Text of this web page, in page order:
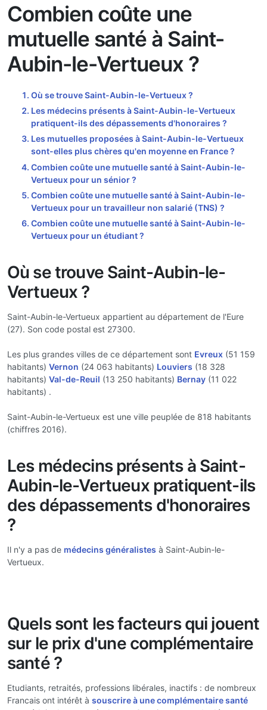
Combien coûte une
mutuelle santé à Saint-
Aubin-le-Vertueux ?
Où se trouve Saint-Aubin-le-Vertueux ?
Les médecins présents à Saint-Aubin-le-Vertueux
pratiquent-ils des dépassements d'honoraires ?
Les mutuelles proposées à Saint-Aubin-le-Vertueux
sont-elles plus chères qu'en moyenne en France ?
Combien coûte une mutuelle santé à Saint-Aubin-le-
Vertueux pour un sénior ?
Combien coûte une mutuelle santé à Saint-Aubin-le-
Vertueux pour un travailleur non salarié (TNS) ?
Combien coûte une mutuelle santé à Saint-Aubin-le-
Vertueux pour un étudiant ?
Où se trouve Saint-Aubin-le-
Vertueux ?
Saint-Aubin-le-Vertueux appartient au département de l'Eure
(27). Son code postal est 27300.
Les plus grandes villes de ce département sont Evreux (51 159
habitants) Vernon (24 063 habitants) Louviers (18 328
habitants) Val-de-Reuil (13 250 habitants) Bernay (11 022
habitants) .
Saint-Aubin-le-Vertueux est une ville peuplée de 818 habitants
(chiffres 2016).
Les médecins présents à Saint-
Aubin-le-Vertueux pratiquent-ils
des dépassements d'honoraires
?
Il n'y a pas de médecins généralistes à Saint-Aubin-le-
Vertueux.
Quels sont les facteurs qui jouent
sur le prix d'une complémentaire
santé ?
Etudiants, retraités, professions libérales, inactifs : de nombreux
Francais ont intérêt à souscrire à une complémentaire santé